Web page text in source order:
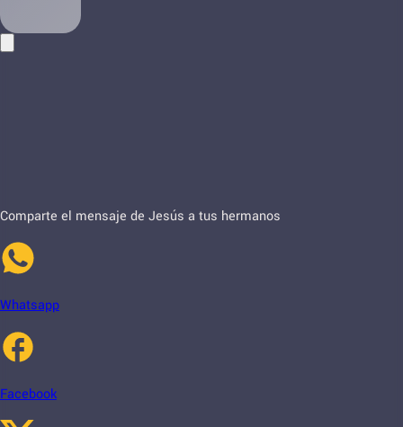
Comparte el mensaje de Jesús a tus hermanos
Whatsapp
Facebook